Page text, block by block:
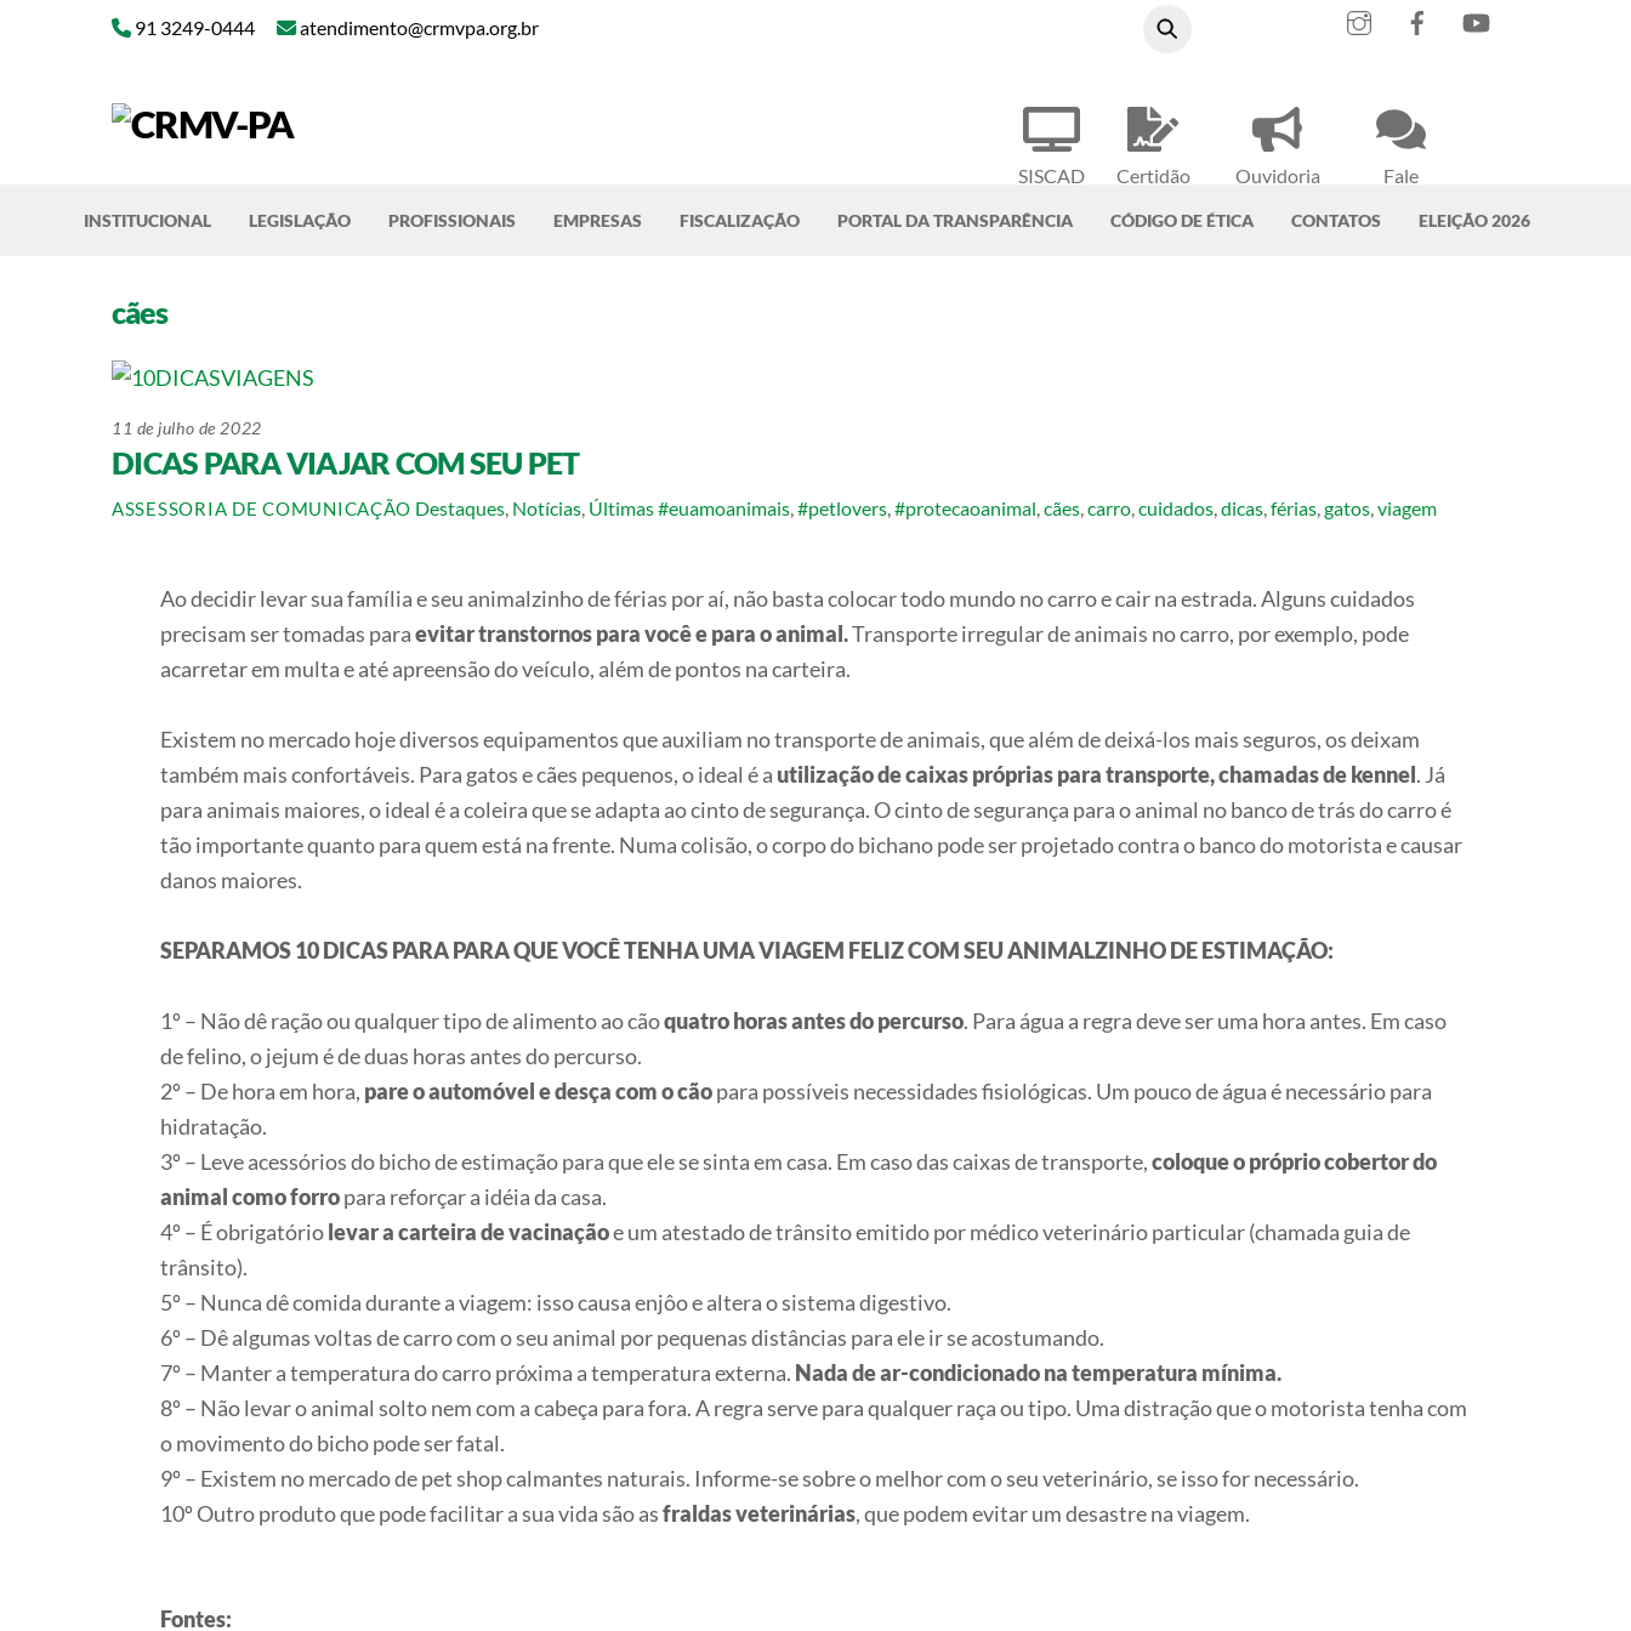
SISCAD
Certidão
Ouvidoria
Fale
91 3249-0444 atendimento@crmvpa.org.br
InstagramFacebook
INSTITUCIONAL LEGISLAÇÃO PROFISSIONAIS EMPRESAS FISCALIZAÇÃO PORTAL DA TRANSPARÊNCIA CÓDIGO DE ÉTICA CONTATOS ELEIÇÃO 2026
cães
11 de julho de 2022
DICAS PARA VIAJAR COM SEU PET
ASSESSORIA DE COMUNICAÇÃO Destaques, Notícias, Últimas#euamoanimais,#petlovers,#protecaoanimal,cães,carro,cuidados,dicas,férias,gatos,viagem
Ao decidir levar sua família e seu animalzinho de férias por aí, não basta colocar todo mundo no carro e cair na estrada. Alguns cuidados
precisam ser tomadas paraevitar transtornos para você e para o animal.Transporte irregular de animais no carro, por exemplo, pode
acarretar em multa e até apreensão do veículo, além de pontos na carteira.
Existem no mercado hoje diversos equipamentos que auxiliam no transporte de animais, que além de deixá-los mais seguros, os deixam
também mais confortáveis. Para gatos e cães pequenos, o ideal é a utilização de caixas próprias para transporte, chamadas de kennel. Já
para animais maiores, o ideal é a coleira que se adapta ao cinto de segurança. O cinto de segurança para o animal no banco de trás do carro é
tão importante quanto para quem está na frente. Numa colisão, o corpo do bichano pode ser projetado contra o banco do motorista e causar
danos maiores.
SEPARAMOS 10 DICAS PARA PARA QUE VOCÊ TENHA UMA VIAGEM FELIZ COM SEU ANIMALZINHO DE ESTIMAÇÃO:
1º – Não dê ração ou qualquer tipo de alimento ao cãoquatro horas antes do percurso. Para água a regra deve ser uma hora antes. Em caso
de felino, o jejum é de duas horas antes do percurso.
2º – De hora em hora, pare o automóvel e desça com o cãopara possíveis necessidades fisiológicas. Um pouco de água é necessário para
hidratação.
3º – Leve acessórios do bicho de estimação para que ele se sinta em casa. Em caso das caixas de transporte,coloque o próprio cobertor do
animal como forropara reforçar a idéia da casa.
4º – É obrigatóriolevar a carteira de vacinaçãoe um atestado de trânsito emitido por médico veterinário particular (chamada guia de
trânsito).
5º – Nunca dê comida durante a viagem: isso causa enjôo e altera o sistema digestivo.
6º – Dê algumas voltas de carro com o seu animal por pequenas distâncias para ele ir se acostumando.
7º – Manter a temperatura do carro próxima a temperatura externa. Nada de ar-condicionado na temperatura mínima.
8º – Não levar o animal solto nem com a cabeça para fora. A regra serve para qualquer raça ou tipo. Uma distração que o motorista tenha com
o movimento do bicho pode ser fatal.
9º – Existem no mercado de pet shop calmantes naturais. Informe-se sobre o melhor com o seu veterinário, se isso for necessário.
10º Outro produto que pode facilitar a sua vida são asfraldas veterinárias, que podem evitar um desastre na viagem.
Fontes: